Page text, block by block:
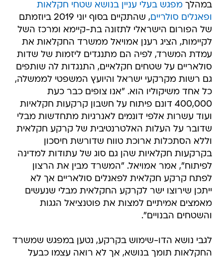
במהלךמפגש בעלי עניין בנושא שטחי חקלאות
ופאנלים סולריים
, שהתקיים בסוף יוני 2019 ביוזמתם
של הפורום הישראלי לתזונה בת-קיימא ומרכז השל
לקיימות, הציג רענן אמויאל ממשרד החקלאות את
עמדת המשרד, לפיה הם מתנגדים ליזמות של שדות
סולאריים על שטחים חקלאיים, התנגדות לה שותפים
גם רשות מקרקעי ישראל והיועץ המשפטי לממשלה,
כל אחד משיקוליו הוא. "אנו צופים כבר כעת
400,000 דונם פיתוח על חשבון קרקעות חקלאיות
ועוד עשרות אלפי דונמים לאנרגיות מתחדשות מבלי
שדובר על העלות האלטרנטיבית של קרקע חקלאית
וללא הסתכלות ארוכת טווח שדורשת חיסכון
בקרקעות חקלאיות שהן גם סוג של עתודות למדינה
לפיתוח", אמר אמויאל. "המשרד מבין את הרצון
לפתח קרקע חקלאית לפאנלים סולאריים אך לא
ייתכן שירוצו ישר לקרקע החקלאית מבלי שנעשים
מאמצים אמיתיים למצות את פוטנציאל הגגות
והשטחים הבנויים".
לגבי נושא הדו-שימוש בקרקע, נטען במפגש שמשרד
החקלאות תומך בנושא, אך לא רואה עצמו כבעל